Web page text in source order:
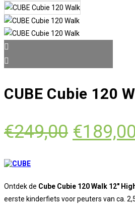
CUBE Cubie 120
€249,00 €
Ontdek de Cube Cubie 120 Walk 12"
eerste kinderfiets voor peuters van ca.